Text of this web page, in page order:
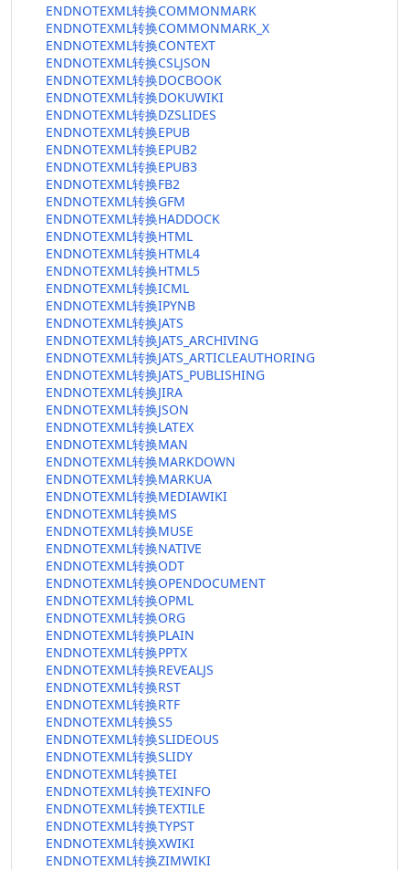
ENDNOTEXML转换COMMONMARK
ENDNOTEXML转换COMMONMARK_X
ENDNOTEXML转换CONTEXT
ENDNOTEXML转换CSLJSON
ENDNOTEXML转换DOCBOOK
ENDNOTEXML转换DOKUWIKI
ENDNOTEXML转换DZSLIDES
ENDNOTEXML转换EPUB
ENDNOTEXML转换EPUB2
ENDNOTEXML转换EPUB3
ENDNOTEXML转换FB2
ENDNOTEXML转换GFM
ENDNOTEXML转换HADDOCK
ENDNOTEXML转换HTML
ENDNOTEXML转换HTML4
ENDNOTEXML转换HTML5
ENDNOTEXML转换ICML
ENDNOTEXML转换IPYNB
ENDNOTEXML转换JATS
ENDNOTEXML转换JATS_ARCHIVING
ENDNOTEXML转换JATS_ARTICLEAUTHORING
ENDNOTEXML转换JATS_PUBLISHING
ENDNOTEXML转换JIRA
ENDNOTEXML转换JSON
ENDNOTEXML转换LATEX
ENDNOTEXML转换MAN
ENDNOTEXML转换MARKDOWN
ENDNOTEXML转换MARKUA
ENDNOTEXML转换MEDIAWIKI
ENDNOTEXML转换MS
ENDNOTEXML转换MUSE
ENDNOTEXML转换NATIVE
ENDNOTEXML转换ODT
ENDNOTEXML转换OPENDOCUMENT
ENDNOTEXML转换OPML
ENDNOTEXML转换ORG
ENDNOTEXML转换PLAIN
ENDNOTEXML转换PPTX
ENDNOTEXML转换REVEALJS
ENDNOTEXML转换RST
ENDNOTEXML转换RTF
ENDNOTEXML转换S5
ENDNOTEXML转换SLIDEOUS
ENDNOTEXML转换SLIDY
ENDNOTEXML转换TEI
ENDNOTEXML转换TEXINFO
ENDNOTEXML转换TEXTILE
ENDNOTEXML转换TYPST
ENDNOTEXML转换XWIKI
ENDNOTEXML转换ZIMWIKI